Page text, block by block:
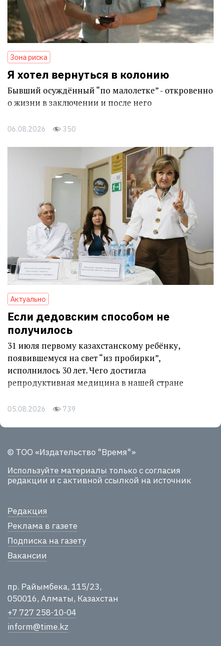
Зона риска
Я хотел вернуться в колонию
Бывший осуждённый “по малолетке” - откровенно
о жизни в заключении и после него
06.08.2026 350
Актуально
Если дедовским способом не
получилось
31 июля первому казахстанскому ребёнку,
появившемуся на свет “из пробирки”,
исполнилось 30 лет. Чего достигла
репродуктивная медицина в нашей стране
05.08.2026 739
© ТОО «Издательство "Время"»
Используйте материалы только с согласия
редакции и с активной ссылкой на источник
Редакция
Реклама в газете
Подписка на газету
Вакансии
пр. Райымбека, 115/23,
050016, Алматы, Казахстан
+7 727 258-10-04
inform@time.kz